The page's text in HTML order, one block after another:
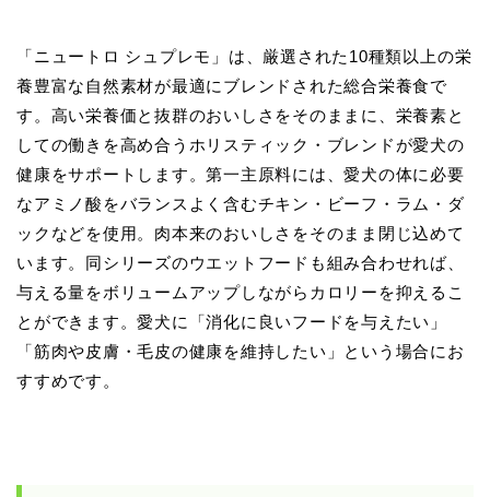
「ニュートロ シュプレモ」は、厳選された10種類以上の栄
養豊富な自然素材が最適にブレンドされた総合栄養食で
す。高い栄養価と抜群のおいしさをそのままに、栄養素と
しての働きを高め合うホリスティック・ブレンドが愛犬の
健康をサポートします。第一主原料には、愛犬の体に必要
なアミノ酸をバランスよく含むチキン・ビーフ・ラム・ダ
ックなどを使用。肉本来のおいしさをそのまま閉じ込めて
います。同シリーズのウエットフードも組み合わせれば、
与える量をボリュームアップしながらカロリーを抑えるこ
とができます。愛犬に「消化に良いフードを与えたい」
「筋肉や皮膚・毛皮の健康を維持したい」という場合にお
すすめです。